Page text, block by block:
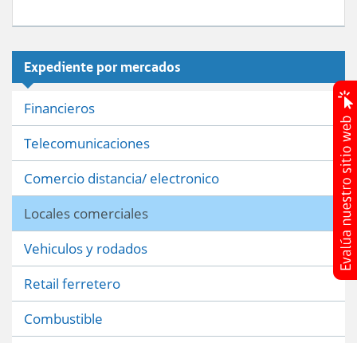
Expediente por mercados
Financieros
Telecomunicaciones
Comercio distancia/ electronico
Locales comerciales
Vehiculos y rodados
Retail ferretero
Combustible